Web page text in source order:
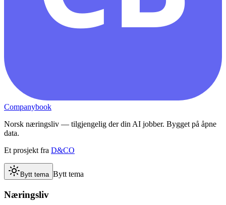
Companybook
Norsk næringsliv — tilgjengelig der din AI jobber. Bygget på åpne
data.
Et prosjekt fra D&CO
Bytt tema Bytt tema
Næringsliv